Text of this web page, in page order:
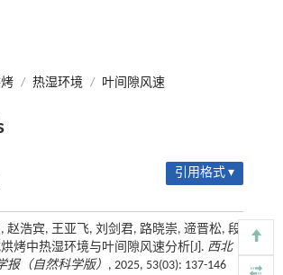
/ 热湿环境 / 叶间隙风速
引用格式 ▾
赵浩宾, 王亚飞, 刘剑君, 路晓崇, 遆晋松, 段
烘烤中热湿环境与叶间隙风速分析[J]. 西北
报（自然科学版） , 2025, 53(03): 137-146